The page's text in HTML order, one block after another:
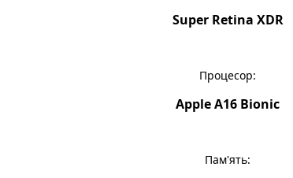
Super Retina XDR
Процесор:
Apple A16 Bionic
Пам'ять: